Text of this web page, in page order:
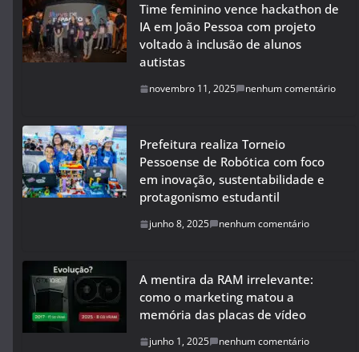
Time feminino vence hackathon de
IA em João Pessoa com projeto
voltado à inclusão de alunos
autistas
novembro 11, 2025 nenhum comentário
Prefeitura realiza Torneio
Pessoense de Robótica com foco
em inovação, sustentabilidade e
protagonismo estudantil
junho 8, 2025 nenhum comentário
A mentira da RAM irrelevante:
como o marketing matou a
memória das placas de vídeo
junho 1, 2025 nenhum comentário